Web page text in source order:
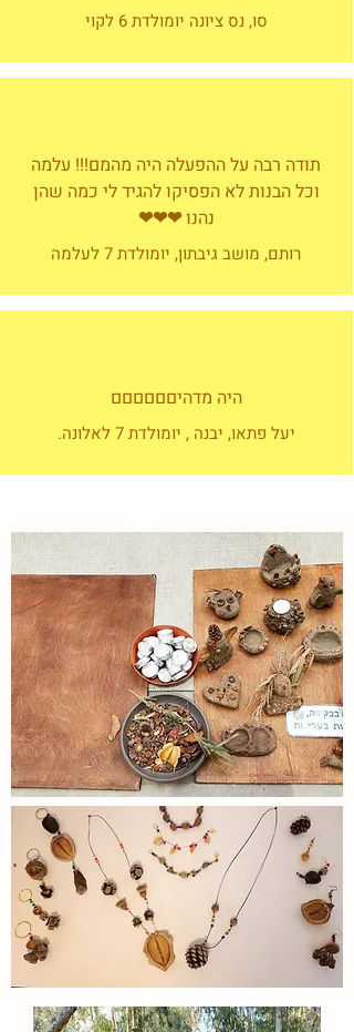
סו, נס ציונה יומולדת 6 לקוי
תודה רבה על ההפעלה היה מהמם!!! עלמה
וכל הבנות לא הפסיקו להגיד לי כמה שהן
נהנו ❤❤❤
רותם, מושב גיבתון, יומולדת 7 לעלמה
היה מדהיםםםםםם
יעל פתאו, יבנה , יומולדת 7 לאלונה.